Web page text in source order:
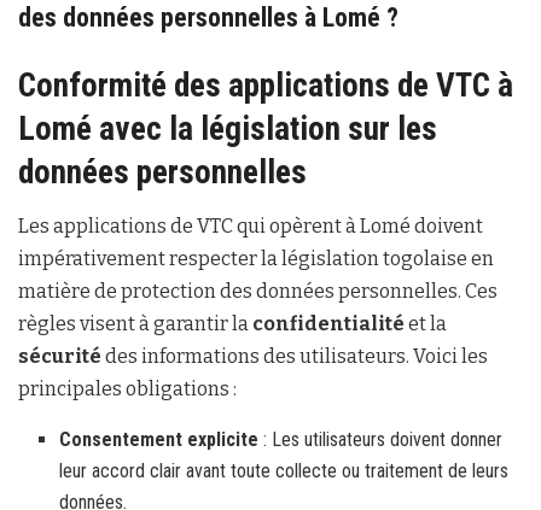
des données personnelles à Lomé ?
Conformité des applications de VTC à
Lomé avec la législation sur les
données personnelles
Les applications de VTC qui opèrent à Lomé doivent
impérativement respecter la législation togolaise en
matière de protection des données personnelles. Ces
règles visent à garantir la confidentialité et la
sécurité des informations des utilisateurs. Voici les
principales obligations :
Consentement explicite : Les utilisateurs doivent donner
leur accord clair avant toute collecte ou traitement de leurs
données.